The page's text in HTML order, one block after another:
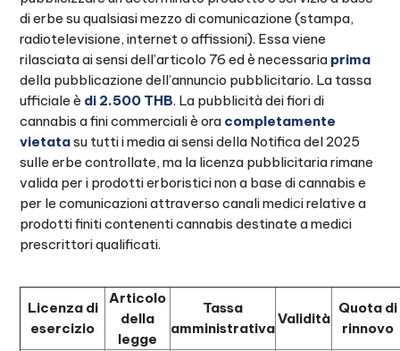
di erbe su qualsiasi mezzo di comunicazione (stampa,
radiotelevisione, internet o affissioni). Essa viene
rilasciata ai sensi dell’articolo 76 ed è necessaria prima
della pubblicazione dell’annuncio pubblicitario. La tassa
ufficiale è di 2.500 THB. La pubblicità dei fiori di
cannabis a fini commerciali è ora completamente
vietatasu tutti i media ai sensi della Notifica del 2025
sulle erbe controllate, ma la licenza pubblicitaria rimane
valida per i prodotti erboristici non a base di cannabis e
per le comunicazioni attraverso canali medici relative a
prodotti finiti contenenti cannabis destinate a medici
prescrittori qualificati.
Licenza di
esercizio
Articolo
della
legge
Tassa
amministrativa
Validità
Quota di
rinnovo